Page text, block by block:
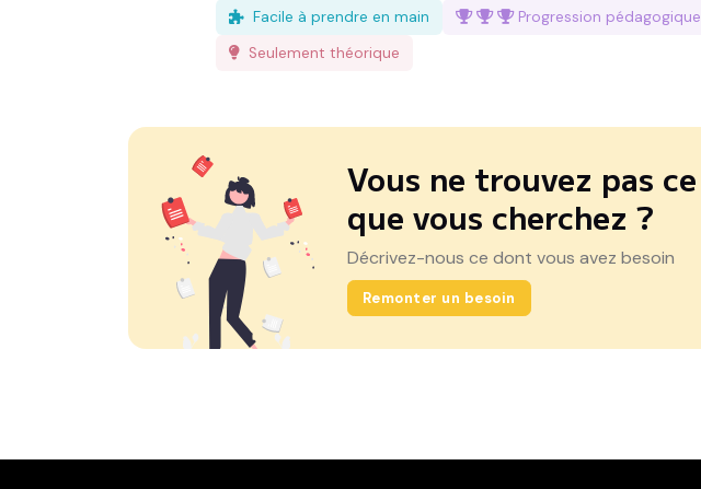
Facile à prendre en main Progression pédagogique
Seulement théorique
Vous ne trouvez pas ce
que vous cherchez ?
Décrivez-nous ce dont vous avez besoin
Remonter un besoin